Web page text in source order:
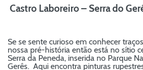
Castro Laboreiro – Serra do
Se se sente curioso em conhecer
nossa pré-história então está no sítio
Serra da Peneda, inserida no Parque
Gerês. Aqui encontra pinturas